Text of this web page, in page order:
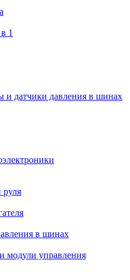
1
и датчики давления в шинах
руля
в шинах
модули управления